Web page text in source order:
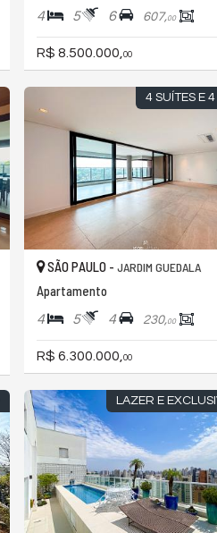
4 5 6 607,00
R$ 8.500.000, 00
4 SUÍTES E
SÃO PAULO - JARDIM GUEDALA
Apartamento
4 5 4 230,00
R$ 6.300.000, 00
LAZER E